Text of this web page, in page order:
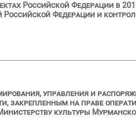
Российской Федерации в
Федерации и
управления и
закрепленным на праве
культуры